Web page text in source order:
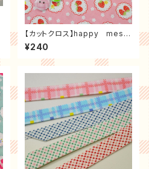
【カットクロス】happy mess
age 30's ストロベリーレー
ス（ピンク）
¥240